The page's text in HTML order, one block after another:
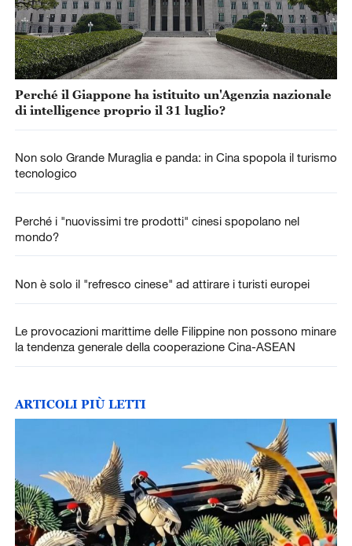
Perché il Giappone ha istituito un'Agenzia nazionale
di intelligence proprio il 31 luglio?
Non solo Grande Muraglia e panda: in Cina spopola il turismo
tecnologico
Perché i "nuovissimi tre prodotti" cinesi spopolano nel
mondo?
Non è solo il "refresco cinese" ad attirare i turisti europei
Le provocazioni marittime delle Filippine non possono minare
la tendenza generale della cooperazione Cina-ASEAN
ARTICOLI PIÙ LETTI